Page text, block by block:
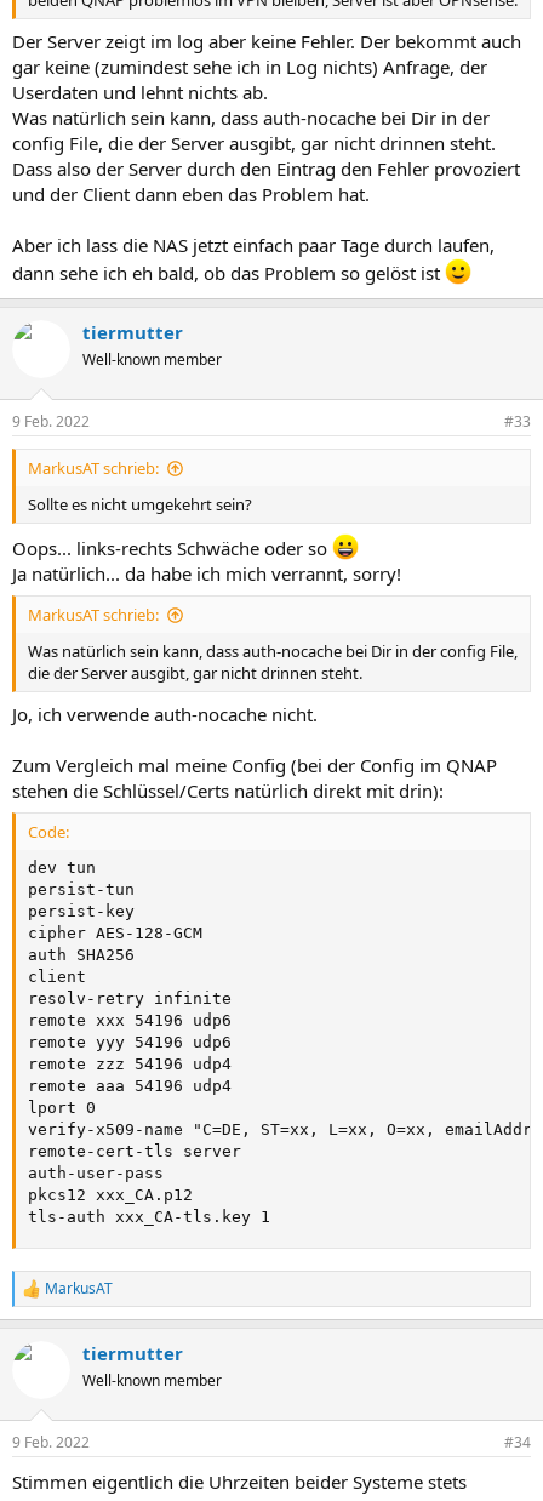
Der Server zeigt im log aber keine Fehler. Der bekommt auch
gar keine (zumindest sehe ich in Log nichts) Anfrage, der
Userdaten und lehnt nichts ab.
Was natürlich sein kann, dass auth-nocache bei Dir in der
config File, die der Server ausgibt, gar nicht drinnen steht.
Dass also der Server durch den Eintrag den Fehler provoziert
und der Client dann eben das Problem hat.
Aber ich lass die NAS jetzt einfach paar Tage durch laufen,
dann sehe ich eh bald, ob das Problem so gelöst ist
tiermutter
Well-known member
9 Feb. 2022 #33
MarkusAT schrieb:
Sollte es nicht umgekehrt sein?
Oops... links-rechts Schwäche oder so
Ja natürlich... da habe ich mich verrannt, sorry!
MarkusAT schrieb:
Was natürlich sein kann, dass auth-nocache bei Dir in der config File,
die der Server ausgibt, gar nicht drinnen steht.
Jo, ich verwende auth-nocache nicht.
Zum Vergleich mal meine Config (bei der Config im QNAP
stehen die Schlüssel/Certs natürlich direkt mit drin):
Code:
dev tun
persist-tun
persist-key
cipher AES-128-GCM
auth SHA256
client
resolv-retry infinite
remote xxx 54196 udp6
remote yyy 54196 udp6
remote zzz 54196 udp4
remote aaa 54196 udp4
lport 0
verify-x509-name "C=DE, ST=xx, L=xx, O=xx,
remote-cert-tls server
auth-user-pass
pkcs12 xxx_CA.p12
tls-auth xxx_CA-tls.key 1
R
e
k
e
:
MarkusAT
tiermutter
Well-known member
9 Feb. 2022 #34
Stimmen eigentlich die Uhrzeiten beider Systeme stets